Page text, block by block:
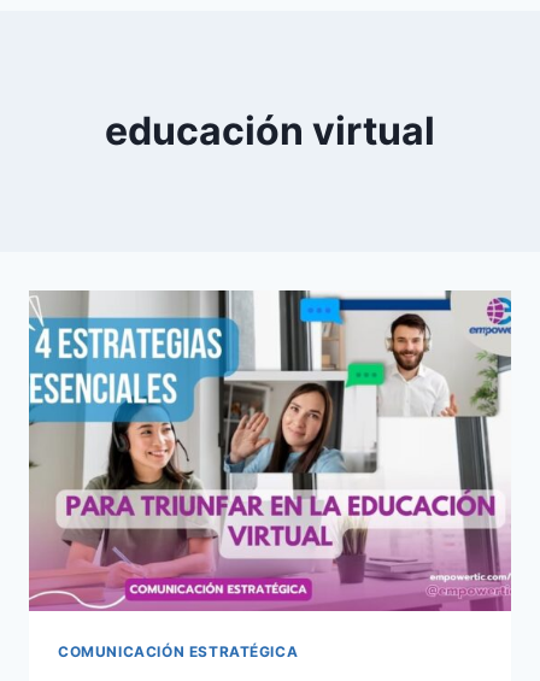
educación virtual
COMUNICACIÓN ESTRATÉGICA